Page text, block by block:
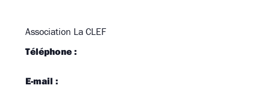
Association La CLEF
Téléphone :
E-mail :